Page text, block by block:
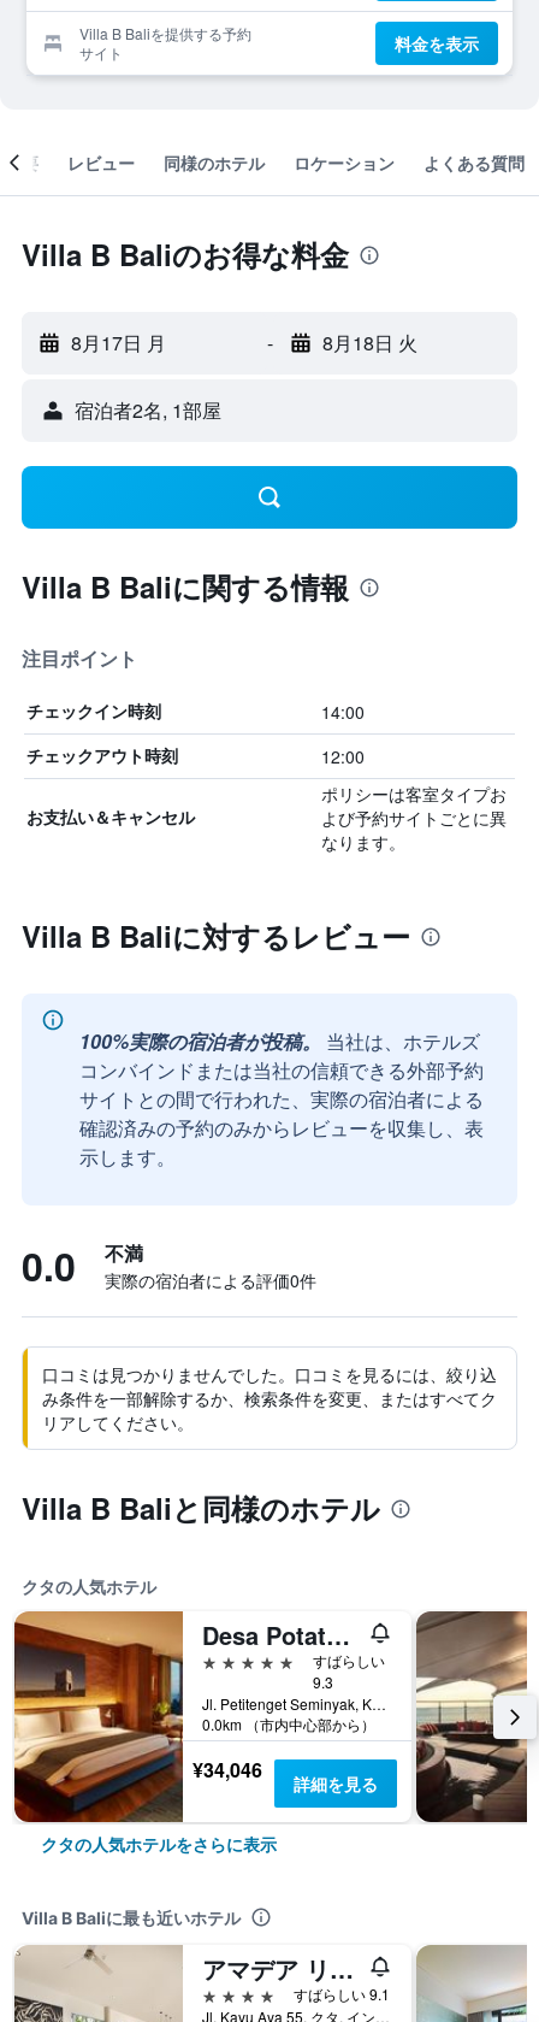
Villa B Baliを提供する予約
サイト
料金を表示
概要 レビュー 同様のホテル ロケーション よくある質問
Villa B Baliのお得な料金
8月17日 月 - 8月18日 火
宿泊者2名, 1​部屋
Villa B Baliに関する情報
注目ポイント
チェックイン時刻 14:00
チェックアウト時刻 12:00
お支払い＆キャンセル
ポリシーは客室タイプお
よび予約サイトごとに異
なります。
Villa B Baliに対するレビュー
100%実際の宿泊者が投稿。
当社は、ホテルズ
コンバインドまたは当社の信頼できる外部予約
サイトとの間で行われた、実際の宿泊者による
確認済みの予約のみからレビューを収集し、表
示します。
0.0 不満
実際の宿泊者による評価0​件
口コミは見つかりませんでした。口コミを見るには、絞り込
み条件を一部解除するか、検索条件を変更、またはすべてク
リアしてください。
Villa B Baliと同様のホテル
クタの人気ホテル
Desa Potato Head Bali
5つ星
すばらしい
9.3
Jl. Petitenget Seminyak, Kec. Kuta Utara, Kabupaten Badung, Bali No.51B, クタ, インドネシア
0.0km （市内中心部から）
¥34,046 詳細を見る
クタの人気ホテルをさらに表示
Villa B Baliに最も近いホテル
アマデア リゾート ＆ ヴィラス
4つ星
すばらしい 9.1
Jl. Kayu Aya 55, クタ, インドネシア